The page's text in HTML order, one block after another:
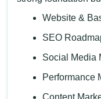
Website &
SEO
Social Media
Performance
Content